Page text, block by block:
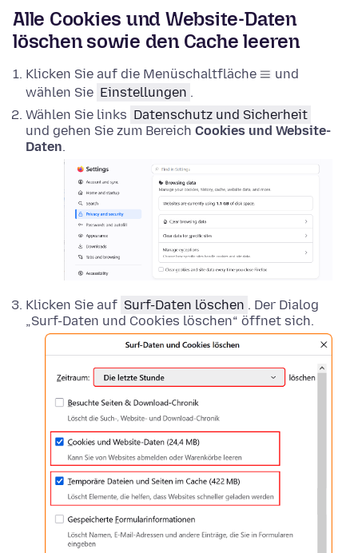
Alle Cookies und Website-Daten
löschen sowie den Cache leeren
Klicken Sie auf die Menüschaltfläche
und
wählen Sie Einstellungen .
Wählen Sie links Datenschutz und Sicherheit
und gehen Sie zum Bereich Cookies und Website-
Daten.
Klicken Sie auf Surf-Daten löschen . Der Dialog
„Surf-Daten und Cookies löschen“ öffnet sich.